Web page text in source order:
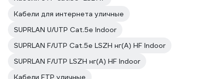
Кабели для интернета уличные
SUPRLAN U/UTP Cat.5e Indoor
SUPRLAN F/UTP Cat.5e LSZH нг(А) HF Indoor
SUPRLAN F/UTP LSZH нг(А) HF Indoor
Кабели FTP уличные